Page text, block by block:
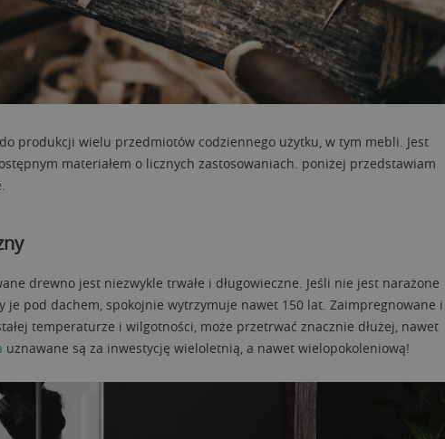
produkcji wielu przedmiotów codziennego użytku, w tym mebli. Jest
materiałem o licznych zastosowaniach. poniżej przedstawiam
drewno jest niezwykle trwałe i długowieczne. Jeśli nie jest narażone
je pod dachem, spokojnie wytrzymuje nawet 150 lat. Zaimpregnowane i
temperaturze i wilgotności, może przetrwać znacznie dłużej, nawet
uznawane są za inwestycję wieloletnią, a nawet wielopokoleniową!